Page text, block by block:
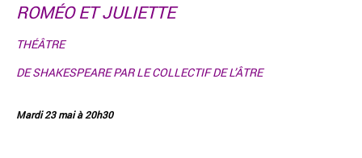
ROMÉO ET JULIETTE
THÉÂTRE
DE SHAKESPEARE PAR LE COLLECTIF DE L’ÂTRE
Mardi 23 mai à 20h30